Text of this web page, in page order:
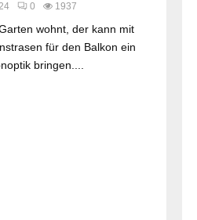
0 1937
wohnt, der kann mit
für den Balkon ein
bringen....